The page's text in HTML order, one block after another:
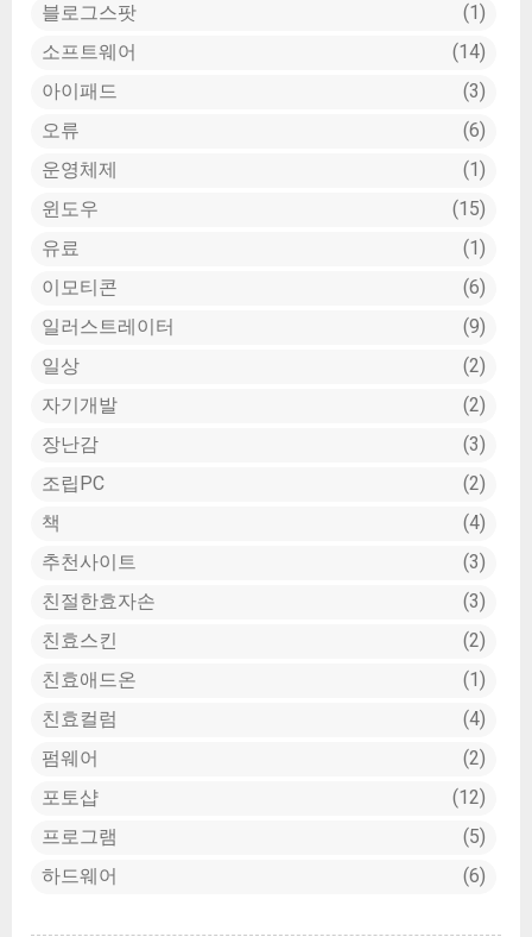
블로그스팟
1
소프트웨어
14
아이패드
3
오류
6
운영체제
1
윈도우
15
유료
1
이모티콘
6
일러스트레이터
9
일상
2
자기개발
2
장난감
3
조립PC
2
책
4
추천사이트
3
친절한효자손
3
친효스킨
2
친효애드온
1
친효컬럼
4
펌웨어
2
포토샵
12
프로그램
5
하드웨어
6